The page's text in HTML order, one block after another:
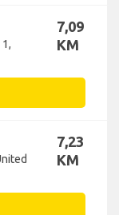
7,09
KM
7,23
KM